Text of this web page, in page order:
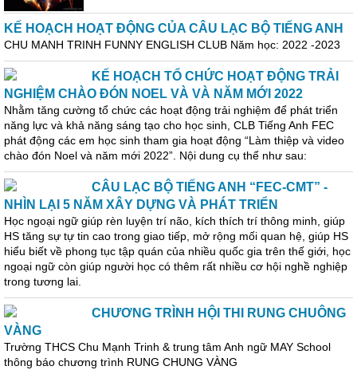
KẾ HOẠCH HOẠT ĐỘNG CỦA CÂU LẠC BỘ TIẾNG ANH
CHU MANH TRINH FUNNY ENGLISH CLUB Năm học: 2022 -2023
KẾ HOẠCH TỔ CHỨC HOẠT ĐỘNG TRẢI
NGHIỆM CHÀO ĐÓN NOEL VÀ VÀ NĂM MỚI 2022
Nhằm tăng cường tổ chức các hoạt động trải nghiệm để phát triển
năng lực và khả năng sáng tạo cho học sinh, CLB Tiếng Anh FEC
phát động các em học sinh tham gia hoạt động “Làm thiệp và video
chào đón Noel và năm mới 2022”. Nội dung cụ thể như sau:
CÂU LẠC BỘ TIẾNG ANH “FEC-CMT” -
NHÌN LẠI 5 NĂM XÂY DỰNG VÀ PHÁT TRIỂN
Học ngoại ngữ giúp rèn luyện trí não, kích thích trí thông minh, giúp
HS tăng sự tự tin cao trong giao tiếp, mở rộng mối quan hệ, giúp HS
hiểu biết về phong tục tập quán của nhiều quốc gia trên thế giới, học
ngoại ngữ còn giúp người học có thêm rất nhiều cơ hội nghề nghiệp
trong tương lai.
CHƯƠNG TRÌNH HỘI THI RUNG CHUÔNG
VÀNG
Trường THCS Chu Mạnh Trinh & trung tâm Anh ngữ MAY School
thông báo chương trình RUNG CHUNG VÀNG